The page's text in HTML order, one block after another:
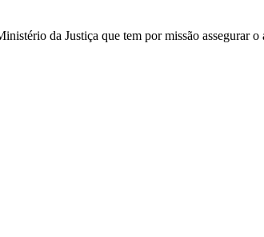
da Justiça que tem por missão assegurar